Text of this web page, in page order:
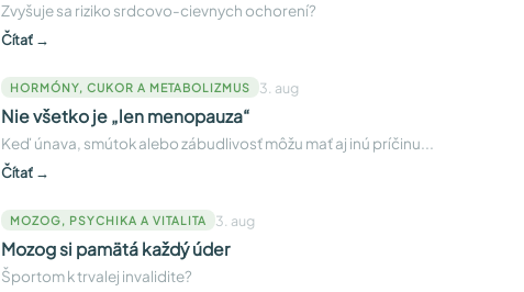
Zvyšuje sa riziko srdcovo-cievnych ochorení?
Čítať →
HORMÓNY, CUKOR A METABOLIZMUS 3. aug
Nie všetko je „len menopauza“
Keď únava, smútok alebo zábudlivosť môžu mať aj inú príčinu...
Čítať →
MOZOG, PSYCHIKA A VITALITA 3. aug
Mozog si pamätá každý úder
Športom k trvalej invalidite?